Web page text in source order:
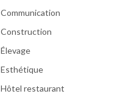
Communication
Construction
Élevage
Esthétique
Hôtel restaurant